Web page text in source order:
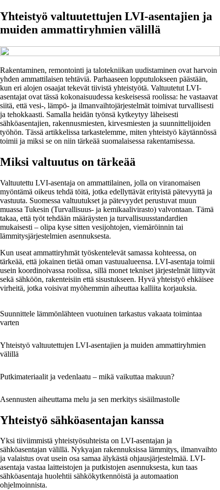
Yhteistyö valtuutettujen LVI-asentajien ja
muiden ammattiryhmien välillä
Rakentaminen, remontointi ja talotekniikan uudistaminen ovat harvoin
yhden ammattilaisen tehtäviä. Parhaaseen lopputulokseen päästään,
kun eri alojen osaajat tekevät tiivistä yhteistyötä. Valtuutetut LVI-
asentajat ovat tässä kokonaisuudessa keskeisessä roolissa: he vastaavat
siitä, että vesi-, lämpö- ja ilmanvaihtojärjestelmät toimivat turvallisesti
ja tehokkaasti. Samalla heidän työnsä kytkeytyy läheisesti
sähköasentajien, rakennusmiesten, kirvesmiesten ja suunnittelijoiden
työhön. Tässä artikkelissa tarkastelemme, miten yhteistyö käytännössä
toimii ja miksi se on niin tärkeää suomalaisessa rakentamisessa.
Miksi valtuutus on tärkeää
Valtuutettu LVI-asentaja on ammattilainen, jolla on viranomaisen
myöntämä oikeus tehdä töitä, jotka edellyttävät erityistä pätevyyttä ja
vastuuta. Suomessa valtuutukset ja pätevyydet perustuvat muun
muassa Tukesin (Turvallisuus- ja kemikaalivirasto) valvontaan. Tämä
takaa, että työt tehdään määräysten ja turvallisuusstandardien
mukaisesti – olipa kyse sitten vesijohtojen, viemäröinnin tai
lämmitysjärjestelmien asennuksesta.
Kun useat ammattiryhmät työskentelevät samassa kohteessa, on
tärkeää, että jokainen tietää oman vastuualueensa. LVI-asentaja toimii
usein koordinoivassa roolissa, sillä monet tekniset järjestelmät liittyvät
sekä sähköön, rakenteisiin että sisustukseen. Hyvä yhteistyö ehkäisee
virheitä, jotka voisivat myöhemmin aiheuttaa kalliita korjauksia.
Suunnittele lämmönlähteen vuotuinen tarkastus vakaata toimintaa
varten
Yhteistyö valtuutettujen LVI-asentajien ja muiden ammattiryhmien
välillä
Putkimateriaalit ja vedenlaatu – mikä vaikuttaa makuun?
Asennusten aiheuttama melu ja sen merkitys sisäilmastolle
Yhteistyö sähköasentajan kanssa
Yksi tiiviimmistä yhteistyösuhteista on LVI-asentajan ja
sähköasentajan välillä. Nykyajan rakennuksissa lämmitys, ilmanvaihto
ja valaistus ovat usein osa samaa älykästä ohjausjärjestelmää. LVI-
asentaja vastaa laitteistojen ja putkistojen asennuksesta, kun taas
sähköasentaja huolehtii sähkökytkennöistä ja automaation
ohjelmoinnista.